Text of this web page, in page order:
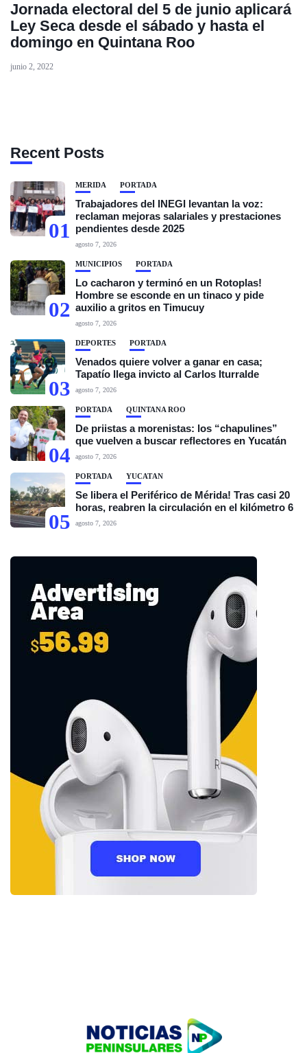
Jornada electoral del 5 de junio aplicará
Ley Seca desde el sábado y hasta el
domingo en Quintana Roo
junio 2, 2022
Recent Posts
01
MÉRIDA PORTADA
Trabajadores del INEGI levantan la voz:
reclaman mejoras salariales y prestaciones
pendientes desde 2025
agosto 7, 2026
02
MUNICIPIOS PORTADA
Lo cacharon y terminó en un Rotoplas!
Hombre se esconde en un tinaco y pide
auxilio a gritos en Timucuy
agosto 7, 2026
03
DEPORTES PORTADA
Venados quiere volver a ganar en casa;
Tapatío llega invicto al Carlos Iturralde
agosto 7, 2026
04
PORTADA QUINTANA ROO
De priistas a morenistas: los “chapulines”
que vuelven a buscar reflectores en Yucatán
agosto 7, 2026
05
PORTADA YUCATÁN
Se libera el Periférico de Mérida! Tras casi 20
horas, reabren la circulación en el kilómetro 6
agosto 7, 2026